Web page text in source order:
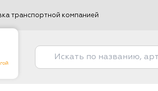
транспортной компанией